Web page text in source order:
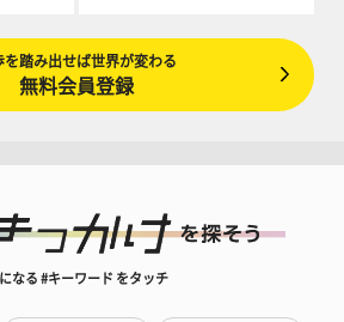
を踏み出せば世界が変わる
無料会員登録
なる #キーワード をタッチ